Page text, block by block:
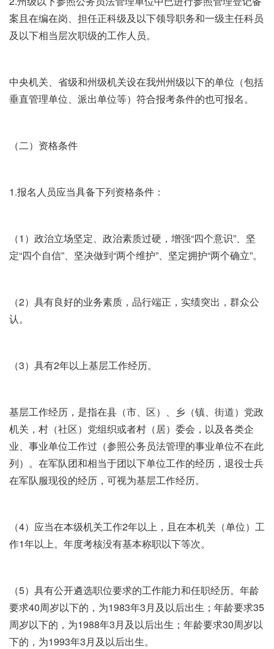
案且在编在岗、担任正科级及以下领导职务和一级主任科员
及以下相当层次职级的工作人员。
中央机关、省级和州级机关设在我州州级以下的单位（包括
垂直管理单位、派出单位等）符合报考条件的也可报名。
（二）资格条件
1.报名人员应当具备下列资格条件：
（1）政治立场坚定、政治素质过硬，增强“四个意识”、坚
定“四个自信”、坚决做到“两个维护”、坚定拥护“两个确立”。
（2）具有良好的业务素质，品行端正，实绩突出，群众公
认。
（3）具有2年以上基层工作经历。
基层工作经历，是指在县（市、区）、乡（镇、街道）党政
机关，村（社区）党组织或者村（居）委会，以及各类企
业、事业单位工作过（参照公务员法管理的事业单位不在此
列）。在军队团和相当于团以下单位工作的经历，退役士兵
在军队服现役的经历，可视为基层工作经历。
（4）应当在本级机关工作2年以上，且在本机关（单位）工
作1年以上。年度考核没有基本称职以下等次。
（5）具有公开遴选职位要求的工作能力和任职经历。年龄
要求40周岁以下的，为1983年3月及以后出生；年龄要求35
周岁以下的，为1988年3月及以后出生；年龄要求30周岁以
下的，为1993年3月及以后出生。